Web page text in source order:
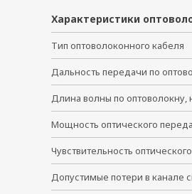
Характеристики
Тип оптоволоконного кабеля
Дальность передачи по
Длина волны по оптоволокну,
Мощность оптического
Чувствительность
Допустимые потери в канале